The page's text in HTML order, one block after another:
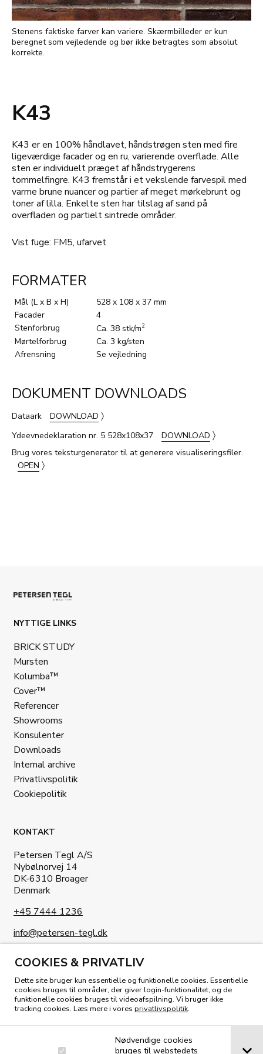
COOKIES & PRIVATLIV
Dette site bruger kun essentielle og funktionelle cookies. Essentielle
cookies bruges til områder, der giver login-funktionalitet, og de
funktionelle cookies bruges til videoafspilning. Vi bruger ikke
tracking cookies. Læs mere i vores privatlivspolitik.
Nødvendige cookies
bruges til webstedets
Stenens faktiske farver kan variere. Skærmbilleder er kun
beregnet som vejledende og bør ikke betragtes som absolut
korrekte.
K43
K43 er en 100% håndlavet, håndstrøgen sten med fire
ligeværdige facader og en ru, varierende overflade. Alle
sten er individuelt præget af håndstrygerens
tommelfingre. K43 fremstår i et vekslende farvespil med
varme brune nuancer og partier af meget mørkebrunt og
toner af lilla. Enkelte sten har tilslag af sand på
overfladen og partielt sintrede områder.
Vist fuge: FM5, ufarvet
FORMATER
Mål (L x B x H)
528 x 108 x 37 mm
Facader
4
Stenforbrug
Ca. 38 stk/m2
Mørtelforbrug
Ca. 3 kg/sten
Afrensning
Se vejledning
DOKUMENT DOWNLOADS
Dataark DOWNLOAD 〉
Ydeevnedeklaration nr. 5 528x108x37 DOWNLOAD 〉
Brug vores teksturgenerator til at generere visualiseringsfiler.
OPEN 〉
NYTTIGE LINKS
BRICK STUDY
Mursten
Kolumba™
Cover™
Referencer
Showrooms
Konsulenter
Downloads
Internal archive
Privatlivspolitik
Cookiepolitik
KONTAKT
Petersen Tegl A/S
Nybølnorvej 14
DK-6310 Broager
Denmark
+45 7444 1236
info@petersen-tegl.dk
KIG I VORES MAGASIN